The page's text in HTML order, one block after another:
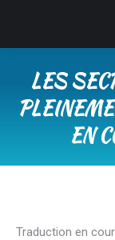
LES
EN
Traduction en